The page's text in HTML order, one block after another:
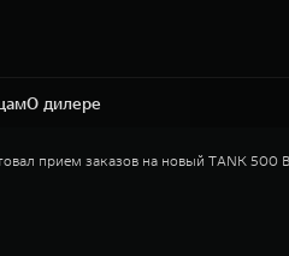
О дилере
прием заказов на новый TANK 500